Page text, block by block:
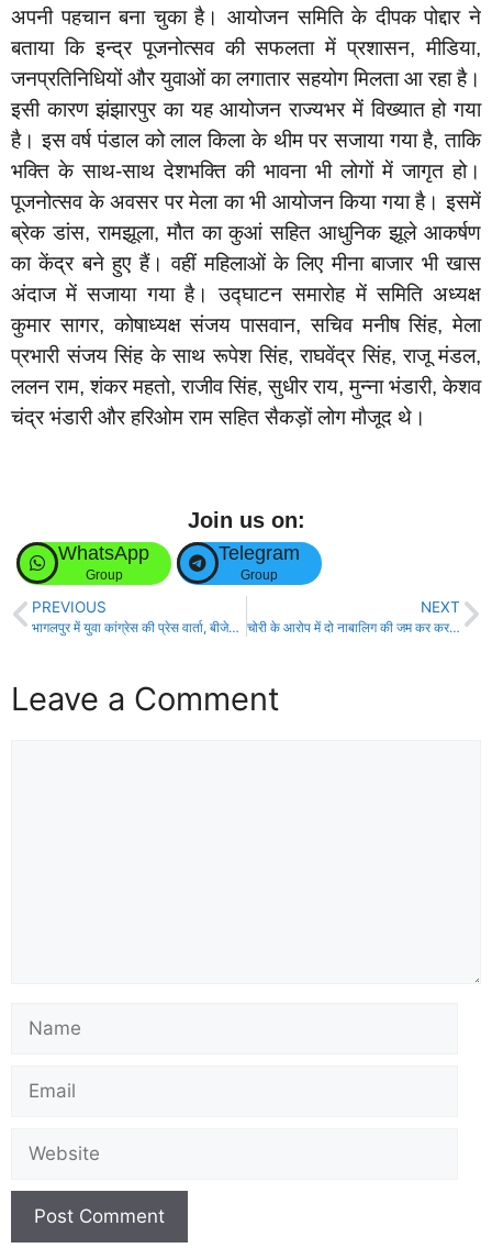
अपनी पहचान बना चुका है। आयोजन समिति के दीपक पोद्दार ने
बताया कि इन्द्र पूजनोत्सव की सफलता में प्रशासन, मीडिया,
जनप्रतिनिधियों और युवाओं का लगातार सहयोग मिलता आ रहा है।
इसी कारण झंझारपुर का यह आयोजन राज्यभर में विख्यात हो गया
है। इस वर्ष पंडाल को लाल किला के थीम पर सजाया गया है, ताकि
भक्ति के साथ-साथ देशभक्ति की भावना भी लोगों में जागृत हो।
पूजनोत्सव के अवसर पर मेला का भी आयोजन किया गया है। इसमें
ब्रेक डांस, रामझूला, मौत का कुआं सहित आधुनिक झूले आकर्षण
का केंद्र बने हुए हैं। वहीं महिलाओं के लिए मीना बाजार भी खास
अंदाज में सजाया गया है। उद्घाटन समारोह में समिति अध्यक्ष
कुमार सागर, कोषाध्यक्ष संजय पासवान, सचिव मनीष सिंह, मेला
प्रभारी संजय सिंह के साथ रूपेश सिंह, राघवेंद्र सिंह, राजू मंडल,
ललन राम, शंकर महतो, राजीव सिंह, सुधीर राय, मुन्ना भंडारी, केशव
चंद्र भंडारी और हरिओम राम सहित सैकड़ों लोग मौजूद थे।
Join us on:
WhatsApp
Group
Telegram
Group
PREVIOUS
भागलपुर में युवा कांग्रेस की प्रेस वार्ता, बीजेपी-जेडीयू पर हमला!
NEXT
चोरी के आरोप में दो नाबालिग की जम कर कर दी गई पिटाई!
Leave a Comment